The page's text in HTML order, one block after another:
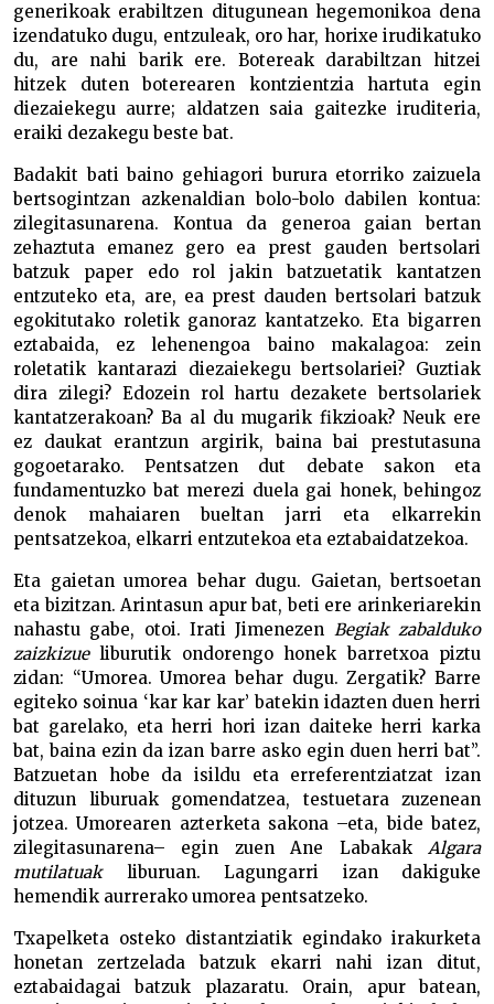
generikoak erabiltzen ditugunean hegemonikoa dena
izendatuko dugu, entzuleak, oro har, horixe irudikatuko
du, are nahi barik ere. Botereak darabiltzan hitzei
hitzek duten boterearen kontzientzia hartuta egin
diezaiekegu aurre; aldatzen saia gaitezke iruditeria,
eraiki dezakegu beste bat.
Badakit bati baino gehiagori burura etorriko zaizuela
bertsogintzan azkenaldian bolo-bolo dabilen kontua:
zilegitasunarena. Kontua da generoa gaian bertan
zehaztuta emanez gero ea prest gauden bertsolari
batzuk paper edo rol jakin batzuetatik kantatzen
entzuteko eta, are, ea prest dauden bertsolari batzuk
egokitutako roletik ganoraz kantatzeko. Eta bigarren
eztabaida, ez lehenengoa baino makalagoa: zein
roletatik kantarazi diezaiekegu bertsolariei? Guztiak
dira zilegi? Edozein rol hartu dezakete bertsolariek
kantatzerakoan? Ba al du mugarik fikzioak? Neuk ere
ez daukat erantzun argirik, baina bai prestutasuna
gogoetarako. Pentsatzen dut debate sakon eta
fundamentuzko bat merezi duela gai honek, behingoz
denok mahaiaren bueltan jarri eta elkarrekin
pentsatzekoa, elkarri entzutekoa eta eztabaidatzekoa.
Eta gaietan umorea behar dugu. Gaietan, bertsoetan
eta bizitzan. Arintasun apur bat, beti ere arinkeriarekin
nahastu gabe, otoi. Irati Jimenezen Begiak zabalduko
zaizkizueliburutik ondorengo honek barretxoa piztu
zidan: “Umorea. Umorea behar dugu. Zergatik? Barre
egiteko soinua ‘kar kar kar’ batekin idazten duen herri
bat garelako, eta herri hori izan daiteke herri karka
bat, baina ezin da izan barre asko egin duen herri bat”.
Batzuetan hobe da isildu eta erreferentziatzat izan
dituzun liburuak gomendatzea, testuetara zuzenean
jotzea. Umorearen azterketa sakona –eta, bide batez,
zilegitasunarena– egin zuen Ane Labakak Algara
mutilatuakliburuan. Lagungarri izan dakiguke
hemendik aurrerako umorea pentsatzeko.
Txapelketa osteko distantziatik egindako irakurketa
honetan zertzelada batzuk ekarri nahi izan ditut,
eztabaidagai batzuk plazaratu. Orain, apur batean,